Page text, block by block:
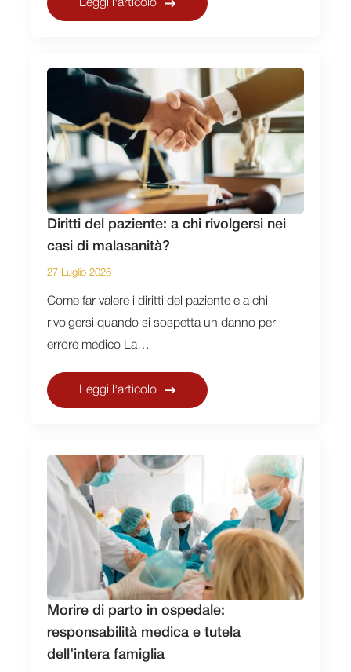
Leggi l'articolo
Diritti del paziente: a chi rivolgersi nei
casi di malasanità?
27 Luglio 2026
Come far valere i diritti del paziente e a chi
rivolgersi quando si sospetta un danno per
errore medico La…
Leggi l'articolo
Morire di parto in ospedale:
responsabilità medica e tutela
dell’intera famiglia